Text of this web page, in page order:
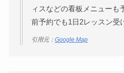
ィスなどの看板メニューも
前予約でも1日2レッスン受
引用元： Google Map